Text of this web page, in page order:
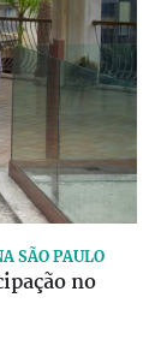
SÃO PAULO
no